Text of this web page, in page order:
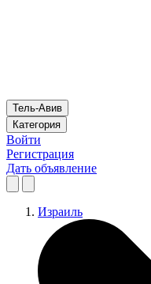
Тель-Авив
Категория
Войти
Регистрация
Дать объявление
Израиль